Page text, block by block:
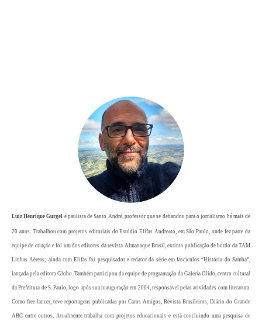
Luiz Henrique Gurgel é paulista de Santo André, professor que se debandou para o jornalismo há mais de
20 anos. Trabalhou com projetos editoriais do Estúdio Elifas Andreato, em São Paulo, onde fez parte da
equipe de criação e foi um dos editores da revista Almanaque Brasil, extinta publicação de bordo da TAM
Linhas Aéreas; ainda com Elifas foi pesquisador e redator da série em fascículos “História do Samba”,
lançada pela editora Globo. Também participou da equipe de programação da Galeria Olido, centro cultural
da Prefeitura de S. Paulo, logo após sua inauguração em 2004, responsável pelas atividades com literatura.
Como free-lancer, teve reportagens publicadas por Caros Amigos, Revista Brasileiros, Diário do Grande
ABC entre outros. Atualmente trabalha com projetos educacionais e está concluindo uma pesquisa de